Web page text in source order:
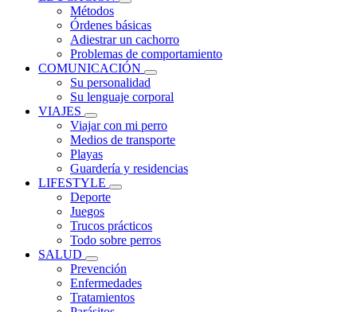
Métodos
Órdenes básicas
Adiestrar un cachorro
Problemas de comportamiento
COMUNICACIÓN
Su personalidad
Su lenguaje corporal
VIAJES
Viajar con mi perro
Medios de transporte
Playas
Guardería y residencias
LIFESTYLE
Deporte
Juegos
Trucos prácticos
Todo sobre perros
SALUD
Prevención
Enfermedades
Tratamientos